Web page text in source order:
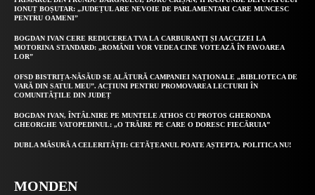
IONUȚ BOȘUTAR: „JUDEȚUL ARE NEVOIE DE PARLAMENTARI CARE MUNCESC
PENTRU OAMENI”
BOGDAN IVAN CERE REDUCEREA TVA LA CARBURANȚI ȘI AACCIZEI LA
MOTORINA STANDARD: „ROMÂNII VOR VEDEA CINE VOTEAZĂ ÎN FAVOAREA
LOR”
OFSD BISTRIȚA-NĂSĂUD SE ALĂTURĂ CAMPANIEI NAȚIONALE „BIBLIOTECA DE
VARĂ DIN SATUL MEU”. ACȚIUNI PENTRU PROMOVAREA LECTURII ÎN
COMUNITĂȚILE DIN JUDEȚ
BOGDAN IVAN, ÎNTÂLNIRE PE MUNTELE ATHOS CU PROTOS GHERONDA
GHEORGHE VATOPEDINUL: „O TRĂIRE PE CARE O DORESC FIECĂRUIA”
DUBLA MĂSURĂ A CELERITĂȚII: CETĂȚEANUL POATE AȘTEPTA, POLITICA NU!
MONDEN